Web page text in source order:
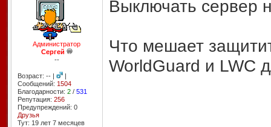
Администратор
Сергей
--
Возраст: -- |
|
Сообщений: 1504
Благодарности: 2/ 531
Репутация: 256
Предупреждений: 0
Друзья
Тут: 19 лет 7 месяцев
Выключать сервер
Что мешает
WorldGuard и LWC